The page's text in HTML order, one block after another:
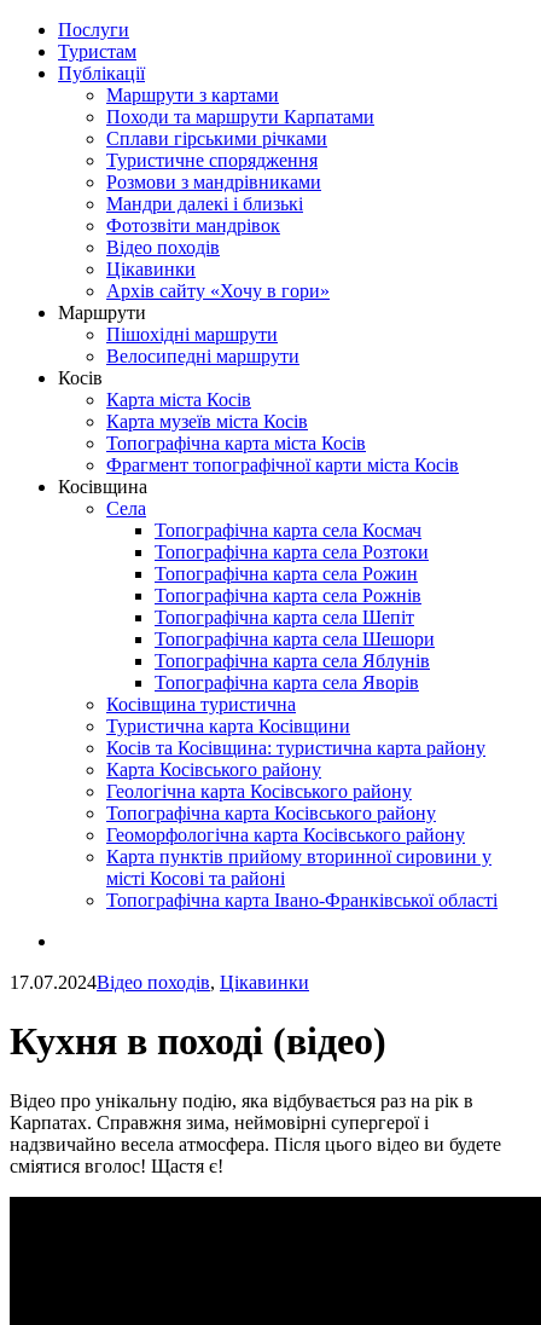
Послуги
Туристам
Публікації
Маршрути з картами
Походи та маршрути Карпатами
Сплави гірськими річками
Туристичне спорядження
Розмови з мандрівниками
Мандри далекі і близькі
Фотозвіти мандрівок
Відео походів
Цікавинки
Архів сайту «Хочу в гори»
Маршрути
Пішохідні маршрути
Велосипедні маршрути
Косів
Карта міста Косів
Карта музеїв міста Косів
Топографічна карта міста Косів
Фрагмент топографічної карти міста Косів
Косівщина
Села
Топографічна карта села Космач
Топографічна карта села Розтоки
Топографічна карта села Рожин
Топографічна карта села Рожнів
Топографічна карта села Шепіт
Топографічна карта села Шешори
Топографічна карта села Яблунів
Топографічна карта села Яворів
Косівщина туристична
Туристична карта Косівщини
Косів та Косівщина: туристична карта району
Карта Косівського району
Геологічна карта Косівського району
Топографічна карта Косівського району
Геоморфологічна карта Косівського району
Карта пунктів прийому вторинної сировини у
місті Косові та районі
Топографічна карта Івано-Франківської області
17.07.2024Відео походів, Цікавинки
Кухня в поході (відео)
Відео про унікальну подію, яка відбувається раз на рік в
Карпатах. Справжня зима, неймовірні супергерої і
надзвичайно весела атмосфера. Після цього відео ви будете
сміятися вголос! Щастя є!